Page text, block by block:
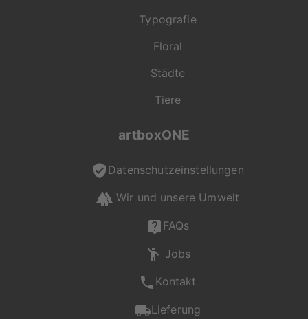
Typografie
Floral
Städte
Tiere
artboxONE
Datenschutzeinstellungen
Wir und unsere Umwelt
FAQs
Jobs
Kontakt
Lieferung